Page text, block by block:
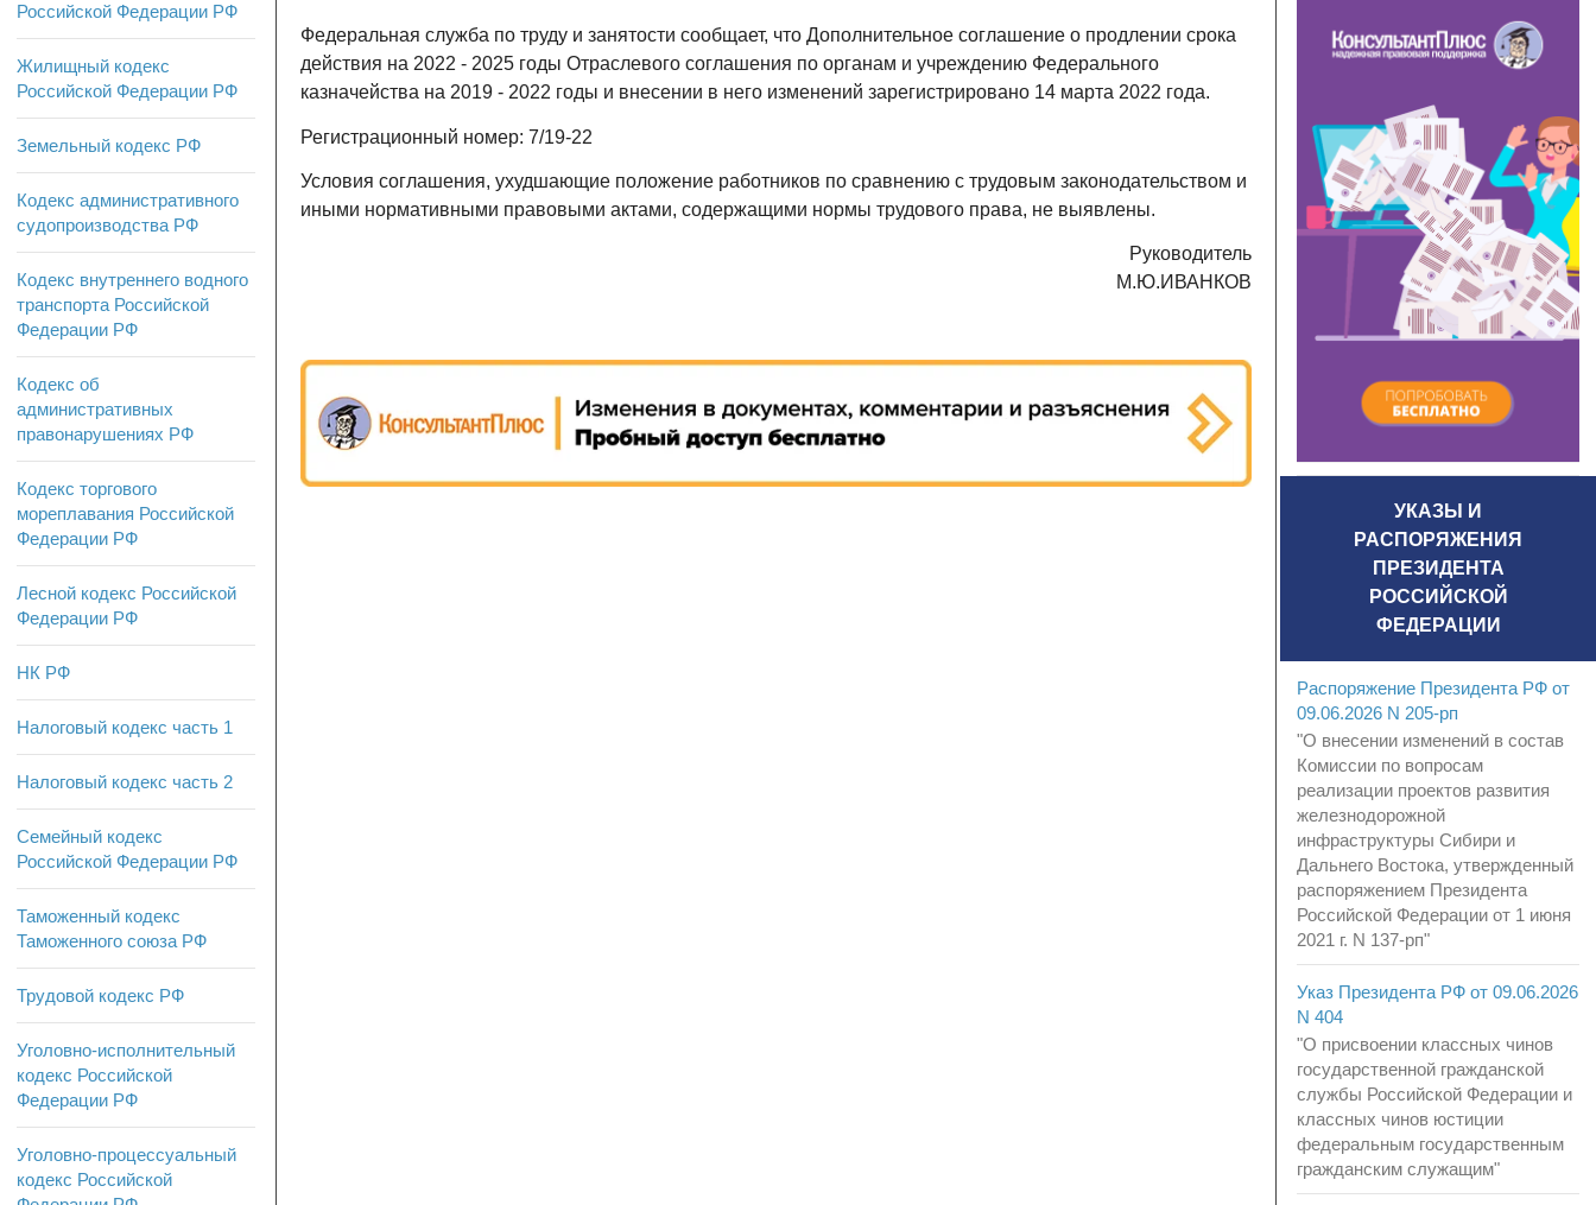
Федеральная служба по труду и занятости сообщает, что Дополнительное соглашение о продлении срока
действия на 2022 - 2025 годы Отраслевого соглашения по органам и учреждению Федерального
казначейства на 2019 - 2022 годы и внесении в него изменений зарегистрировано 14 марта 2022 года.
Регистрационный номер: 7/19-22
Условия соглашения, ухудшающие положение работников по сравнению с трудовым законодательством и
иными нормативными правовыми актами, содержащими нормы трудового права, не выявлены.
Руководитель
М.Ю.ИВАНКОВ
Российской Федерации РФ
Жилищный кодекс
Российской Федерации РФ
Земельный кодекс РФ
Кодекс административного
судопроизводства РФ
Кодекс внутреннего водного
транспорта Российской
Федерации РФ
Кодекс об
административных
правонарушениях РФ
Кодекс торгового
мореплавания Российской
Федерации РФ
Лесной кодекс Российской
Федерации РФ
НК РФ
Налоговый кодекс часть 1
Налоговый кодекс часть 2
Семейный кодекс
Российской Федерации РФ
Таможенный кодекс
Таможенного союза РФ
Трудовой кодекс РФ
Уголовно-исполнительный
кодекс Российской
Федерации РФ
Уголовно-процессуальный
кодекс Российской
УКАЗЫ И
РАСПОРЯЖЕНИЯ
ПРЕЗИДЕНТА
РОССИЙСКОЙ
ФЕДЕРАЦИИ
Распоряжение Президента РФ от
09.06.2026 N 205-рп
"О внесении изменений в состав
Комиссии по вопросам
реализации проектов развития
железнодорожной
инфраструктуры Сибири и
Дальнего Востока, утвержденный
распоряжением Президента
Российской Федерации от 1 июня
2021 г. N 137-рп"
Указ Президента РФ от 09.06.2026
N 404
"О присвоении классных чинов
государственной гражданской
службы Российской Федерации и
классных чинов юстиции
федеральным государственным
гражданским служащим"